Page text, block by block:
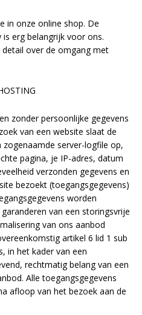
in onze online shop. De
erg belangrijk voor ons.
over de omgang met
zonder persoonlijke gegevens
van een website slaat de
server-logfile op,
pagina, je IP-adres, datum
verzonden gegevens en
bezoekt (toegangsgegevens)
worden
van een storingsvrije
van ons aanbod
artikel 6 lid 1 sub
in het kader van een
rechtmatig belang van een
Alle toegangsgegevens
afloop van het bezoek aan de